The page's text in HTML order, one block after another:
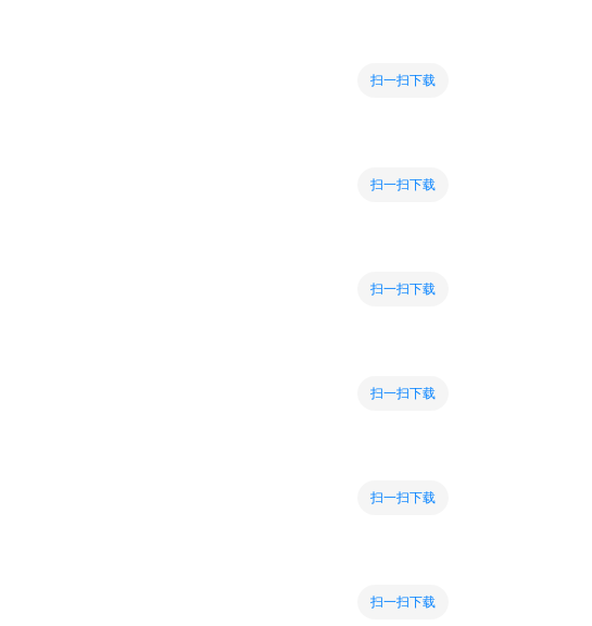
扫一扫下载
扫一扫下载
扫一扫下载
扫一扫下载
扫一扫下载
扫一扫下载